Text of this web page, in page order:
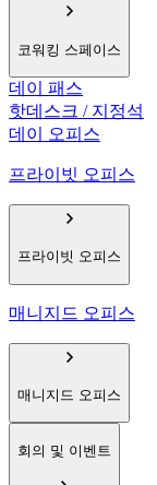
코워킹 스페이스
데이 패스
핫데스크 / 지정석
데이 오피스
프라이빗 오피스
프라이빗 오피스
매니지드 오피스
매니지드 오피스
회의 및 이벤트